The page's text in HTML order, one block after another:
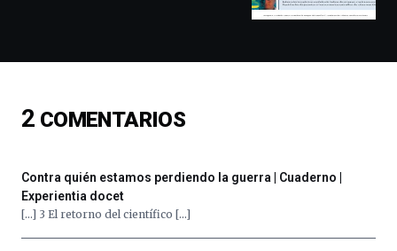
de
16
al
octubre.
La
2 COMENTARIOS
Contra quién estamos perdiendo la guerra | Cuaderno |
Experientia docet
[…] 3 El retorno del científico […]